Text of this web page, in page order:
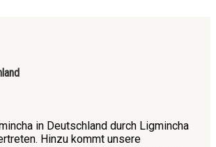
in Deutschland durch Ligmincha
Hinzu kommt unsere